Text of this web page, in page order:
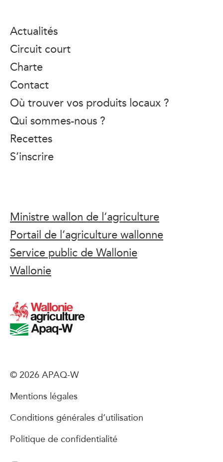
Actualités
Circuit court
Charte
Contact
Où trouver vos produits locaux ?
Qui sommes-nous ?
Recettes
S’inscrire
Ministre wallon de l’agriculture
Portail de l’agriculture wallonne
Service public de Wallonie
Wallonie
© 2026 APAQ-W
Mentions légales
Conditions générales d’utilisation
Politique de confidentialité